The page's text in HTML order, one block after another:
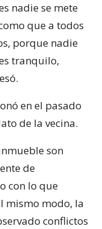
nadie se mete
que a todos
porque nadie
tranquilo,
en el pasado
de la vecina.
son
de
con lo que
mismo modo, la
conflictos